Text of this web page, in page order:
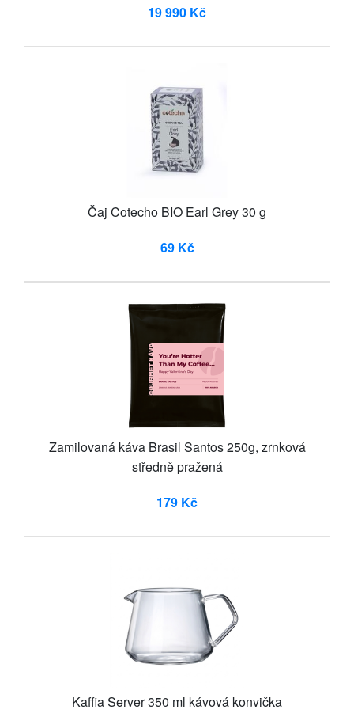
19 990 Kč
Čaj Cotecho BIO Earl Grey 30 g
69 Kč
Zamilovaná káva Brasil Santos 250g, zrnková
středně pražená
179 Kč
Kaffia Server 350 ml kávová konvička